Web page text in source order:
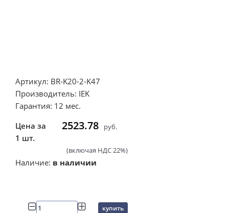
Артикул: BR-K20-2-K47
Производитель: IEK
Гарантия: 12 мес.
Цена за
1 шт.
2523.78 руб.
(включая НДС 22%)
Наличие: в наличии
купить